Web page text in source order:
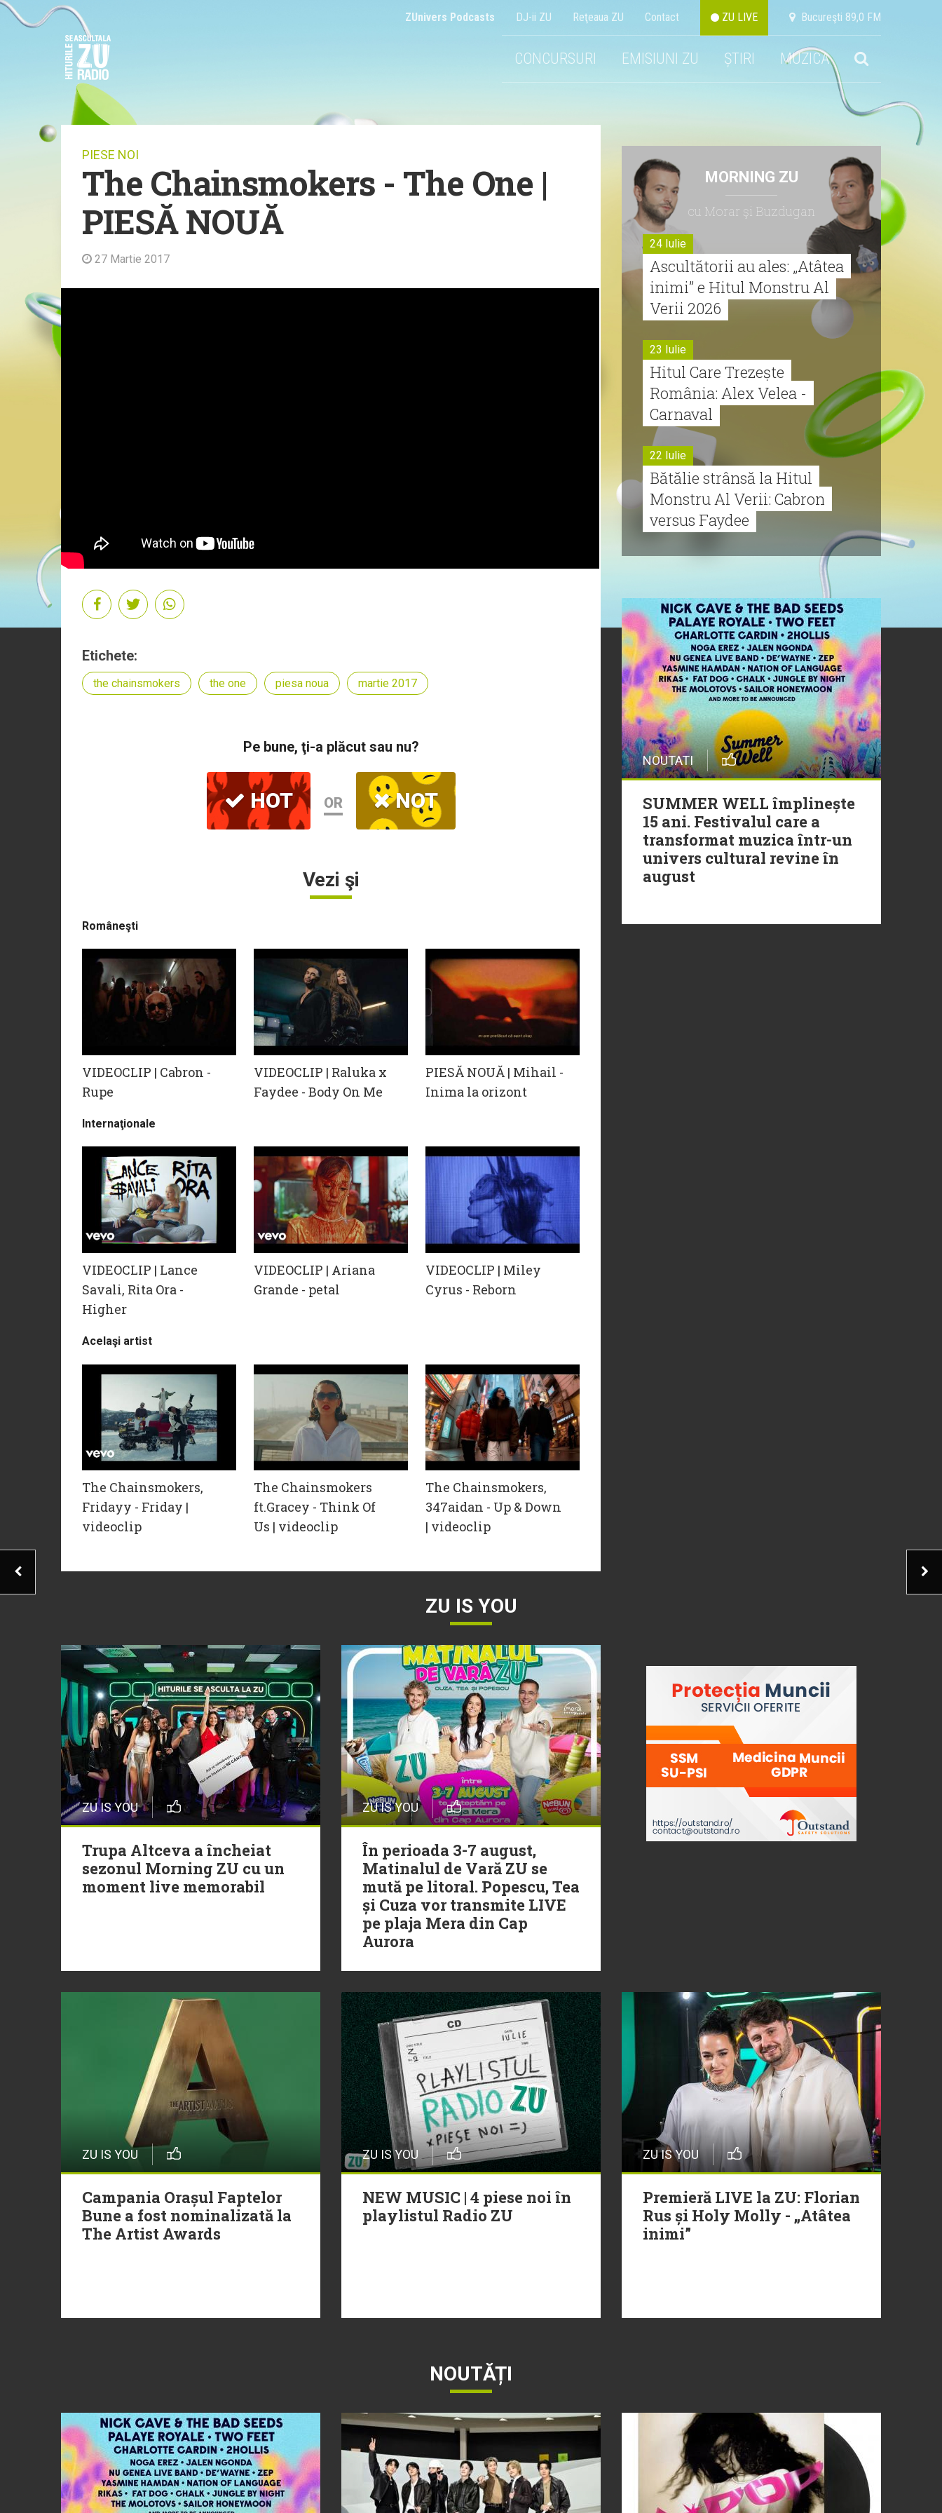
ZUnivers Podcasts DJ-ii ZU Reţeaua ZU Contact ZU LIVE Bucureşti 89,0 FM
CONCURSURI EMISIUNI ZU ȘTIRI MUZICA
PIESE NOI
The Chainsmokers - The One |
PIESĂ NOUĂ
27 Martie 2017
Etichete:
the chainsmokers the one piesa noua martie 2017
Pe bune, ţi-a plăcut sau nu?
HOT OR NOT
Vezi şi
Româneşti
VIDEOCLIP | Cabron -
Rupe
VIDEOCLIP | Raluka x
Faydee - Body On Me
PIESĂ NOUĂ | Mihail -
Inima la orizont
Internaţionale
VIDEOCLIP | Lance
Savali, Rita Ora -
Higher
VIDEOCLIP | Ariana
Grande - petal
VIDEOCLIP | Miley
Cyrus - Reborn
Acelaşi artist
The Chainsmokers,
Fridayy - Friday |
videoclip
The Chainsmokers
ft.Gracey - Think Of
Us | videoclip
The Chainsmokers,
347aidan - Up & Down
| videoclip
MORNING ZU
cu Morar şi Buzdugan
24 Iulie
Ascultătorii au ales: „Atâtea
inimi” e Hitul Monstru Al
Verii 2026
23 Iulie
Hitul Care Trezește
România: Alex Velea -
Carnaval
22 Iulie
Bătălie strânsă la Hitul
Monstru Al Verii: Cabron
versus Faydee
Cabron vine cu Hitul
Monstru al Verii
20 Iulie
Episod nou | Muzica Aia x
DJ Christian Thomson
20 Iulie
Torpedoul lui Morar: Theo
Rose - „Ceai lângă tine”
NOUTATI
SUMMER WELL împlinește
15 ani. Festivalul care a
transformat muzica într-un
univers cultural revine în
august
ZU IS YOU
ZU IS YOU
Trupa Altceva a încheiat
sezonul Morning ZU cu un
moment live memorabil
ZU IS YOU
În perioada 3-7 august,
Matinalul de Vară ZU se
mută pe litoral. Popescu, Tea
și Cuza vor transmite LIVE
pe plaja Mera din Cap
Aurora
ZU IS YOU
Campania Orașul Faptelor
Bune a fost nominalizată la
The Artist Awards
ZU IS YOU
NEW MUSIC | 4 piese noi în
playlistul Radio ZU
ZU IS YOU
Premieră LIVE la ZU: Florian
Rus și Holy Molly - „Atâtea
inimi”
NOUTĂȚI